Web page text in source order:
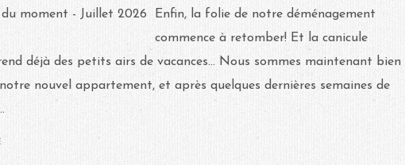
Enfin, la folie de notre déménagement
commence à retomber! Et la canicule
déjà des petits airs de vacances... Nous sommes maintenant bien
nouvel appartement, et après quelques dernières semaines de